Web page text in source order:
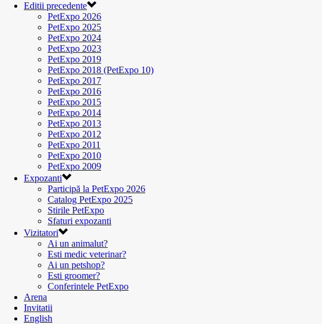
Editii precedente
PetExpo 2026
PetExpo 2025
PetExpo 2024
PetExpo 2023
PetExpo 2019
PetExpo 2018 (PetExpo 10)
PetExpo 2017
PetExpo 2016
PetExpo 2015
PetExpo 2014
PetExpo 2013
PetExpo 2012
PetExpo 2011
PetExpo 2010
PetExpo 2009
Expozanti
Participă la PetExpo 2026
Catalog PetExpo 2025
Stirile PetExpo
Sfaturi expozanti
Vizitatori
Ai un animalut?
Esti medic veterinar?
Ai un petshop?
Esti groomer?
Conferintele PetExpo
Arena
Invitatii
English